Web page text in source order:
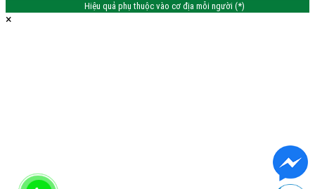
Hiệu quả phụ thuộc vào cơ địa mỗi người (*)
×